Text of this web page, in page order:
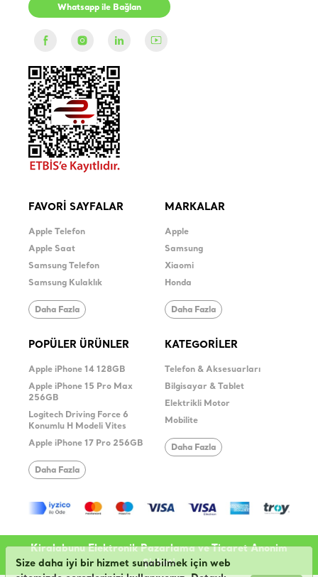
Size daha iyi bir hizmet sunabilmek için web
Whatsapp ile Bağlan
FAVORİ SAYFALAR
Apple Telefon
Apple Saat
Samsung Telefon
Samsung Kulaklık
Daha Fazla
MARKALAR
Apple
Samsung
Xiaomi
Honda
Daha Fazla
POPÜLER ÜRÜNLER
Apple iPhone 14 128GB
Apple iPhone 15 Pro Max
256GB
Logitech Driving Force 6
Konumlu H Modeli Vites
Apple iPhone 17 Pro 256GB
Daha Fazla
KATEGORİLER
Telefon & Aksesuarları
Bilgisayar & Tablet
Elektrikli Motor
Mobilite
Daha Fazla
Kiralabunu Elektronik Pazarlama ve Ticaret Anonim
Şirketi